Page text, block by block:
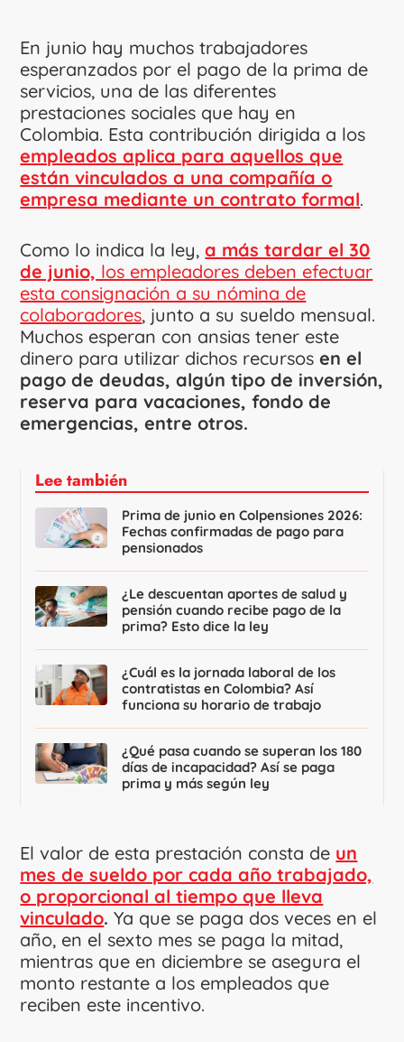
En junio hay muchos trabajadores
esperanzados por el pago de la prima de
servicios, una de las diferentes
prestaciones sociales que hay en
Colombia. Esta contribución dirigida a los
empleados aplica para aquellos que
están vinculados a una compañía o
empresa mediante un contrato formal.
Como lo indica la ley,a más tardar el 30
de junio, los empleadores deben efectuar
esta consignación a su nómina de
colaboradores, junto a su sueldo mensual.
Muchos esperan con ansias tener este
dinero para utilizar dichos recursos en el
pago de deudas, algún tipo de inversión,
reserva para vacaciones, fondo de
emergencias, entre otros.
Lee también
Prima de junio en Colpensiones 2026:
Fechas confirmadas de pago para
pensionados
¿Le descuentan aportes de salud y
pensión cuando recibe pago de la
prima? Esto dice la ley
¿Cuál es la jornada laboral de los
contratistas en Colombia? Así
funciona su horario de trabajo
¿Qué pasa cuando se superan los 180
días de incapacidad? Así se paga
prima y más según ley
El valor de esta prestación consta de un
mes de sueldo por cada año trabajado,
o proporcional al tiempo que lleva
vinculado.Ya que se paga dos veces en el
año, en el sexto mes se paga la mitad,
mientras que en diciembre se asegura el
monto restante a los empleados que
reciben este incentivo.